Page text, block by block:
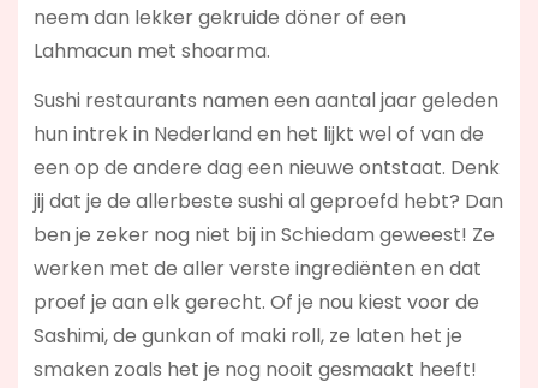
neem dan lekker gekruide döner of een
Lahmacun met shoarma.
Sushi restaurants namen een aantal jaar geleden
hun intrek in Nederland en het lijkt wel of van de
een op de andere dag een nieuwe ontstaat. Denk
jij dat je de allerbeste sushi al geproefd hebt? Dan
ben je zeker nog niet bij in Schiedam geweest! Ze
werken met de aller verste ingrediënten en dat
proef je aan elk gerecht. Of je nou kiest voor de
Sashimi, de gunkan of maki roll, ze laten het je
smaken zoals het je nog nooit gesmaakt heeft!